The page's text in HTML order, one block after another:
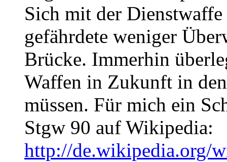
Sich mit der
gefährdete weniger
Brücke. Immerhin
Waffen in Zukunft in
müssen. Für mich ein
Stgw 90 auf Wikipedia:
http://de.wikipedia.org/